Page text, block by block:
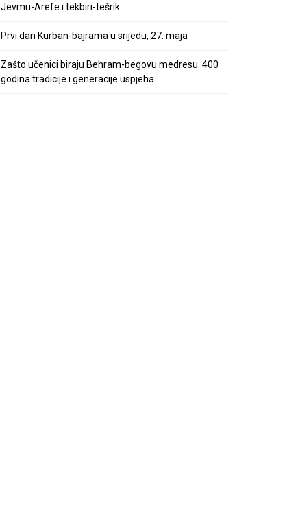
Jevmu-Arefe i tekbiri-tešrik
Prvi dan Kurban-bajrama u srijedu, 27. maja
Zašto učenici biraju Behram-begovu medresu: 400
godina tradicije i generacije uspjeha